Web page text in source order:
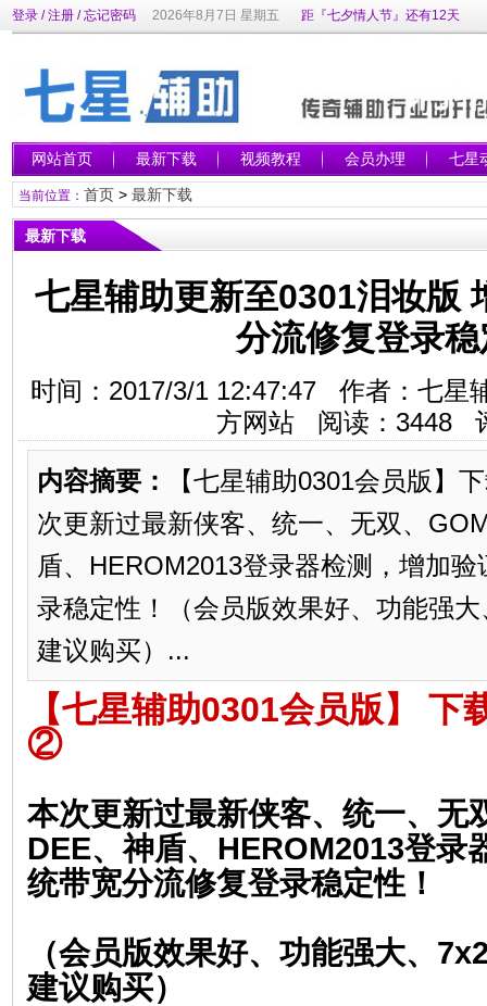
登录/注册/忘记密码 2026年8月7日 星期五 距『七夕情人节』还有12天
网站首页 最新下载 视频教程 会员办理 七星
当前位置： 首页> 最新下载
最新下载
七星辅助更新至0301泪妆版
分流修复登录
时间：2017/3/1 12:47:47 作者：七星
方网站 阅读： 3448
内容摘要：
【七星辅助0301会员版
次更新过最新侠客、统一、无双、
盾、HEROM2013登录器检测，增加
录稳定性！（会员版效果好、功能强
建议购买）...
【七星辅助0301会员版】
下
②
本次更新过最新侠客、统一、无
DEE、神盾、HEROM2013登录
统带宽分流修复登录稳定性！
（会员版效果好、功能强大、7
建议购买）